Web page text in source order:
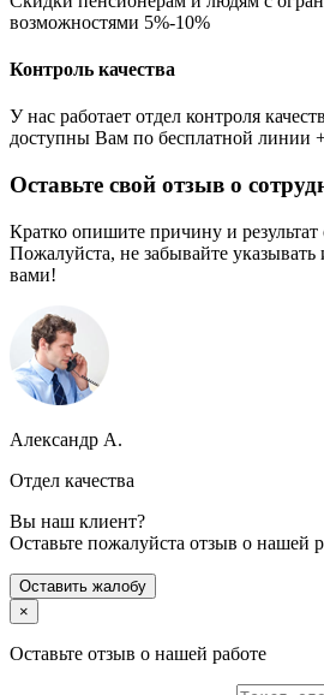
возможностями 5%-10%
Контроль качества
У нас работает отдел контроля
доступны Вам по бесплатной линии
Оставьте свой отзыв о
Кратко опишите причину и
Пожалуйста, не забывайте
вами!
Александр А.
Отдел качества
Вы наш клиент?
Оставьте пожалуйста отзыв о нашей
Оставить жалобу
×
Оставьте отзыв о нашей работе